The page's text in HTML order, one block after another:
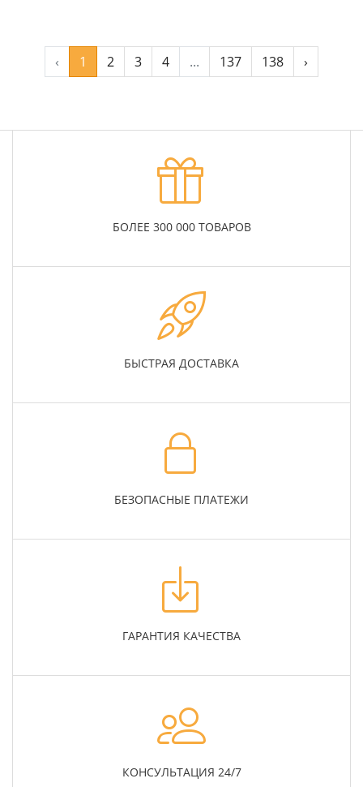
‹ 1 2 3 4 ... 137 138 ›
БОЛЕЕ 300 000 ТОВАРОВ
БЫСТРАЯ ДОСТАВКА
БЕЗОПАСНЫЕ ПЛАТЕЖИ
ГАРАНТИЯ КАЧЕСТВА
КОНСУЛЬТАЦИЯ 24/7